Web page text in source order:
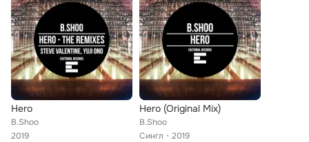
Hero
B.Shoo
2019
Hero (Original Mix)
B.Shoo
Сингл
2019